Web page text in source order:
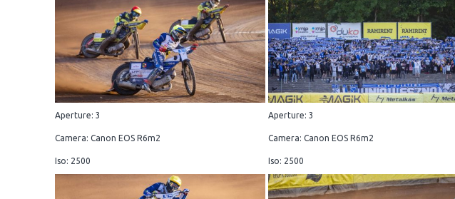
Aperture: 3
Camera: Canon EOS R6m2
Iso: 2500
Aperture: 3
Camera: Canon EOS R6m2
Iso: 2500